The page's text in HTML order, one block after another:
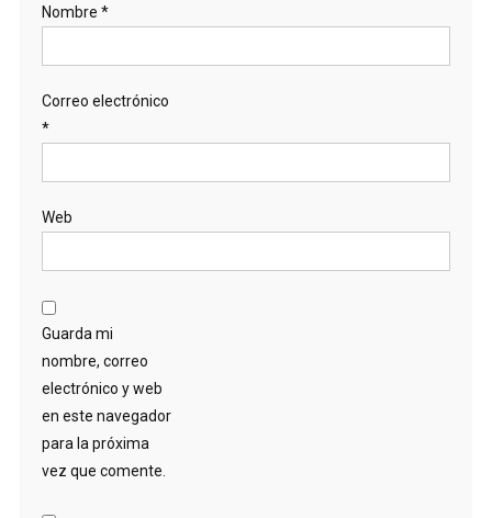
Nombre *
Correo electrónico
*
Web
Guarda mi
nombre, correo
electrónico y web
en este navegador
para la próxima
vez que comente.